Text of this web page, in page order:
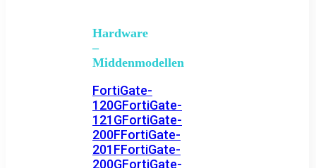
Hardware
–
Middenmodellen
FortiGate-
120GFortiGate-
121GFortiGate-
200FFortiGate-
201FFortiGate-
200GFortiGate-